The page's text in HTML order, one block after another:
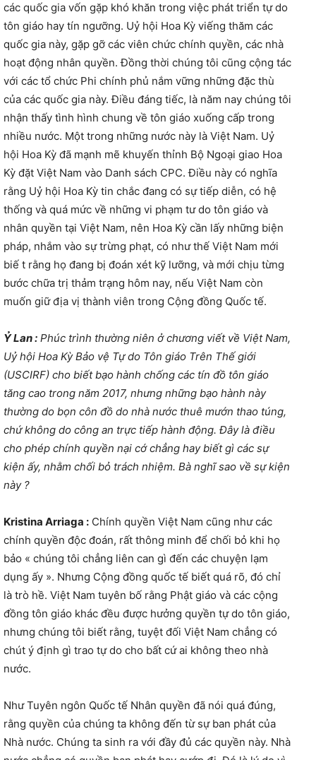
các quốc gia vốn gặp khó khăn trong việc phát triển tự do
tôn giáo hay tín ngưỡng. Uỷ hội Hoa Kỳ viếng thăm các
quốc gia này, gặp gỡ các viên chức chính quyền, các nhà
hoạt động nhân quyền. Đồng thời chúng tôi cũng cộng tác
với các tổ chức Phi chính phủ nắm vững những đặc thù
của các quốc gia này. Điều đáng tiếc, là năm nay chúng tôi
nhận thấy tình hình chung về tôn giáo xuống cấp trong
nhiều nước. Một trong những nước này là Việt Nam. Uỷ
hội Hoa Kỳ đã mạnh mẽ khuyến thỉnh Bộ Ngoại giao Hoa
Kỳ đặt Việt Nam vào Danh sách CPC. Điều này có nghĩa
rằng Uỷ hội Hoa Kỳ tin chắc đang có sự tiếp diễn, có hệ
thống và quá mức về những vi phạm tư do tôn giáo và
nhân quyền tại Việt Nam, nên Hoa Kỳ cần lấy những biện
pháp, nhắm vào sự trừng phạt, có như thế Việt Nam mới
biế t rằng họ đang bị đoán xét kỹ lưỡng, và mới chịu từng
bước chữa trị thảm trạng hôm nay, nếu Việt Nam còn
muốn giữ địa vị thành viên trong Cộng đồng Quốc tế.
Ỷ Lan : Phúc trình thường niên ở chương viết về Việt Nam,
Uỷ hội Hoa Kỳ Bảo vệ Tự do Tôn giáo Trên Thế giới
(USCIRF) cho biết bạo hành chống các tín đồ tôn giáo
tăng cao trong năm 2017, nhưng những bạo hành này
thường do bọn côn đồ do nhà nước thuê mướn thao túng,
chứ không do công an trực tiếp hành động. Đây là điều
cho phép chính quyền nại cớ chẳng hay biết gì các sự
kiện ấy, nhằm chối bỏ trách nhiệm. Bà nghĩ sao về sự kiện
này ?
Kristina Arriaga : Chính quyền Việt Nam cũng như các
chính quyền độc đoán, rất thông minh để chối bỏ khi họ
bảo « chúng tôi chẳng liên can gì đến các chuyện lạm
dụng ấy ». Nhưng Cộng đồng quốc tế biết quá rõ, đó chỉ
là trò hề. Việt Nam tuyên bố rằng Phật giáo và các cộng
đồng tôn giáo khác đều được hưởng quyền tự do tôn giáo,
nhưng chúng tôi biết rằng, tuyệt đối Việt Nam chẳng có
chút ý định gì trao tự do cho bất cứ ai không theo nhà
nước.
Như Tuyên ngôn Quốc tế Nhân quyền đã nói quá đúng,
rằng quyền của chúng ta không đến từ sự ban phát của
Nhà nước. Chúng ta sinh ra với đầy đủ các quyền này. Nhà